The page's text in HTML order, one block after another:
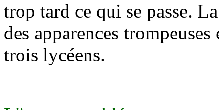
trop tard ce qui se passe.
des apparences
trois lycéens.